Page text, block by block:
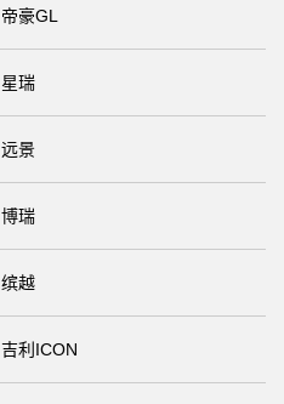
帝豪GL
星瑞
远景
博瑞
缤越
吉利ICON